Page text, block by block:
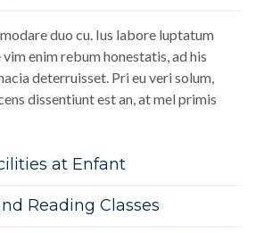
duo cu. Ius labore luptatum
enim rebum honestatis, ad his
deterruisset. Pri eu veri solum,
dissentiunt est an, at mel primis
at Enfant
Reading Classes